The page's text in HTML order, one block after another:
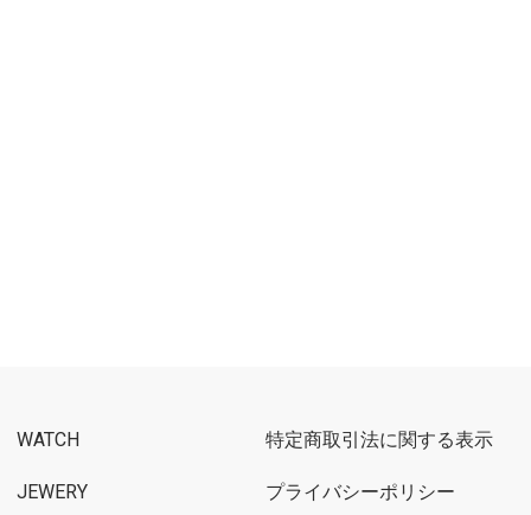
WATCH
JEWERY
特定商取引法に関する表示
プライバシーポリシー